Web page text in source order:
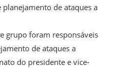
de ataques a
grupo foram responsáveis
de ataques a
do presidente e vice-